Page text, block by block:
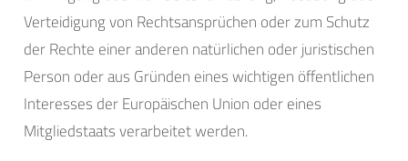
Verteidigung von Rechtsansprüchen oder zum Schutz
der Rechte einer anderen natürlichen oder juristischen
Person oder aus Gründen eines wichtigen öffentlichen
Interesses der Europäischen Union oder eines
Mitgliedstaats verarbeitet werden.